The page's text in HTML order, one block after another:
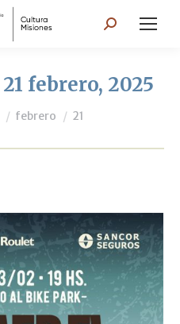
Search:
21 febrero, 2025
febrero 21